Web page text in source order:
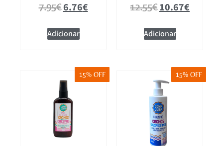
7.95€6.76€
Adicionar
12.55€10.67€
Adicionar
15% OFF 15% OFF